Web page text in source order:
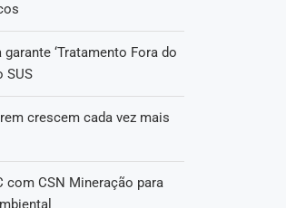
‘Tratamento Fora do
SUS
crescem cada vez mais
com CSN Mineração para